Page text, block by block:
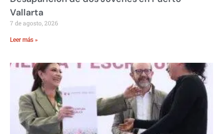
Vallarta
7 de agosto, 2026
Leer más »